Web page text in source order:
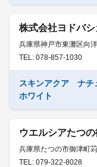
株式会社ヨドバ
兵庫県神戸市東灘区向
TEL: 078-857-1030
スキンアクア ナチ
ホワイト
ウエルシアたつ
兵庫県たつの市御津町
TEL: 079-322-8028